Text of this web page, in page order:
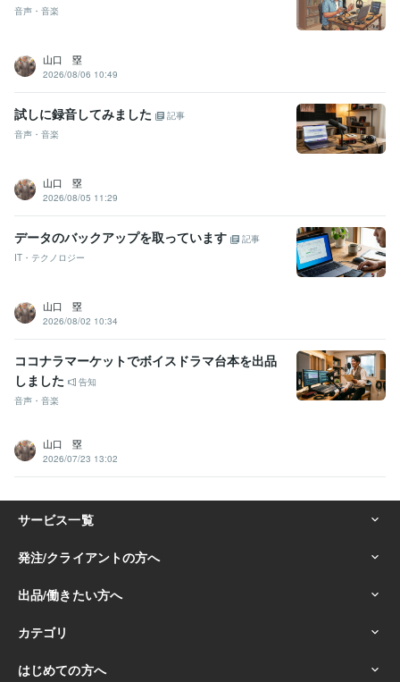
音声・音楽
山口 塁
2026/08/06 10:49
試しに録音してみました
記事
音声・音楽
山口 塁
2026/08/05 11:29
データのバックアップを取っています
記事
IT・テクノロジー
山口 塁
2026/08/02 10:34
ココナラマーケットでボイスドラマ台本を出品
しました
告知
音声・音楽
山口 塁
2026/07/23 13:02